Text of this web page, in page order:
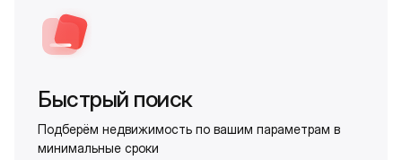
Быстрый поиск
Подберём недвижимость по вашим параметрам в
минимальные сроки